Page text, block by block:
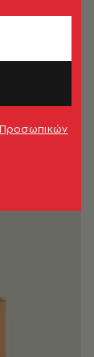
Προσωπικών